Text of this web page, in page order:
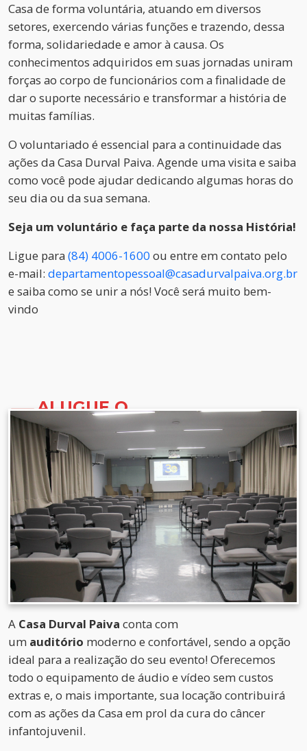
Casa de forma voluntária, atuando em diversos
setores, exercendo várias funções e trazendo, dessa
forma, solidariedade e amor à causa. Os
conhecimentos adquiridos em suas jornadas uniram
forças ao corpo de funcionários com a finalidade de
dar o suporte necessário e transformar a história de
muitas famílias.
O voluntariado é essencial para a continuidade das
ações da Casa Durval Paiva. Agende uma visita e saiba
como você pode ajudar dedicando algumas horas do
seu dia ou da sua semana.
Seja um voluntário e faça parte da nossa História!
Ligue para (84) 4006-1600 ou entre em contato pelo
e-mail: departamentopessoal@casadurvalpaiva.org.br
e saiba como se unir a nós! Você será muito bem-
vindo
ALUGUE O
AUDITÓRIO
A Casa Durval Paiva conta com
um auditório moderno e confortável, sendo a opção
ideal para a realização do seu evento! Oferecemos
todo o equipamento de áudio e vídeo sem custos
extras e, o mais importante, sua locação contribuirá
com as ações da Casa em prol da cura do câncer
infantojuvenil.